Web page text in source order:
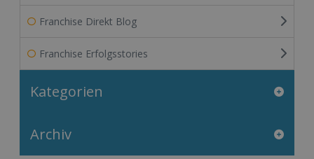
Franchise Direkt Blog
Franchise Erfolgsstories
Kategorien
Archiv